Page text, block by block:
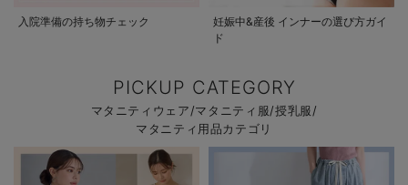
入院準備の持ち物チェック
妊娠中&産後 インナーの選び方ガイ
ド
PICKUP CATEGORY
マタニティウェア/マタニティ服/授乳服/
マタニティ用品カテゴリ